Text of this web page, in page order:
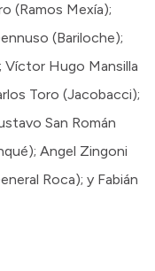
(Ramos Mexía);
(Bariloche);
Víctor Hugo Mansilla
Toro (Jacobacci);
San Román
Angel Zingoni
Roca); y Fabián